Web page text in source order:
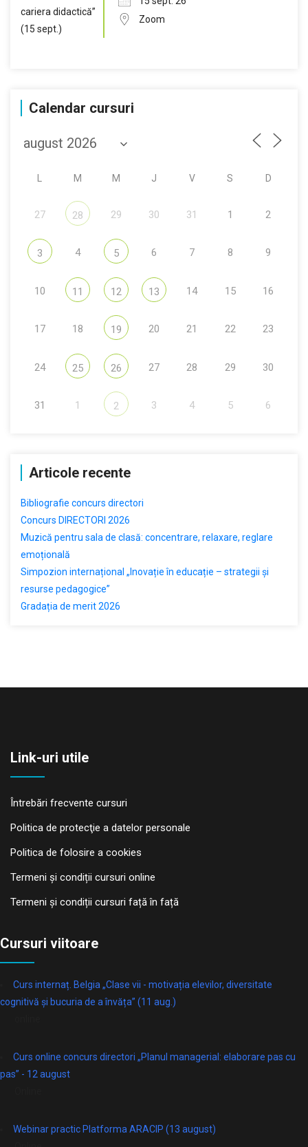
Zoom
Calendar cursuri
M M J V S D
27 28 29 30 31 1 2
3 4 5 6 7 8 9
10 11 12 13 14 15 16
17 18 19 20 21 22 23
24 25 26 27 28 29 30
31 1 2 3 4 5 6
Articole recente
Bibliografie concurs directori
Concurs DIRECTORI 2026
Muzică pentru sala de clasă: concentrare, relaxare, reglare
emoțională
Simpozion internațional „Inovație în educație – strategii și
resurse pedagogice”
Gradația de merit 2026
Link-uri utile
Întrebări frecvente cursuri
Politica de protecţie a datelor personale
Politica de folosire a cookies
Termeni și condiții cursuri online
Termeni și condiții cursuri față în față
Cursuri viitoare
Curs internaț. Belgia „Clase vii - motivația elevilor, diversitate
cognitivă și bucuria de a învăța” (11 aug.)
Curs online concurs directori „Planul managerial: elaborare pas cu
pas” - 12 august
Webinar practic Platforma ARACIP (13 august)